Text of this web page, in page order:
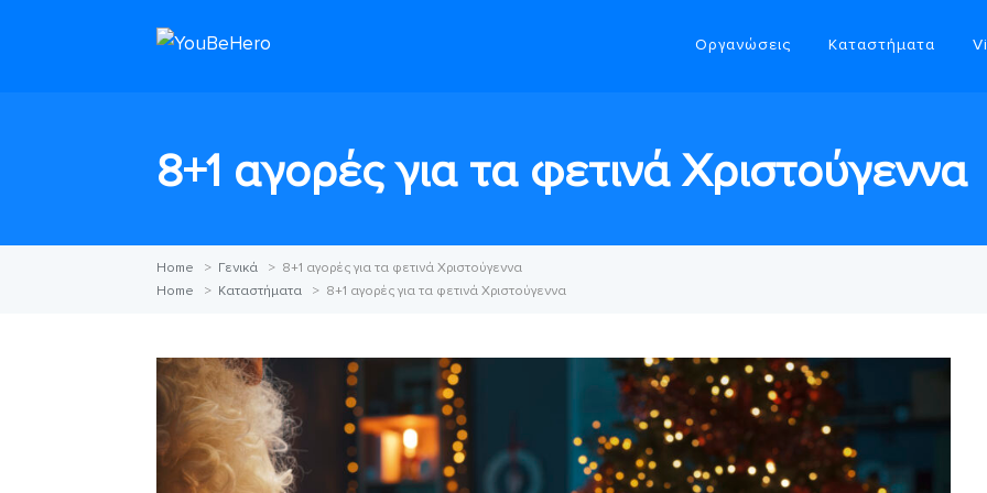
Οργανώσεις Καταστήματα
8+1 αγορές για τα φετινά Χριστούγεννα
Home > Γενικά > 8+1 αγορές για τα φετινά Χριστούγεννα
Home
> Καταστήματα > 8+1 αγορές για τα φετινά Χριστούγεννα